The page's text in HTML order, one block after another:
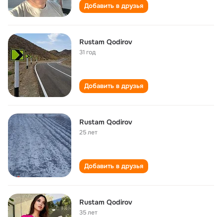
Добавить в друзья
Rustam Qodirov
31 год
Добавить в друзья
Rustam Qodirov
25 лет
Добавить в друзья
Rustam Qodirov
35 лет